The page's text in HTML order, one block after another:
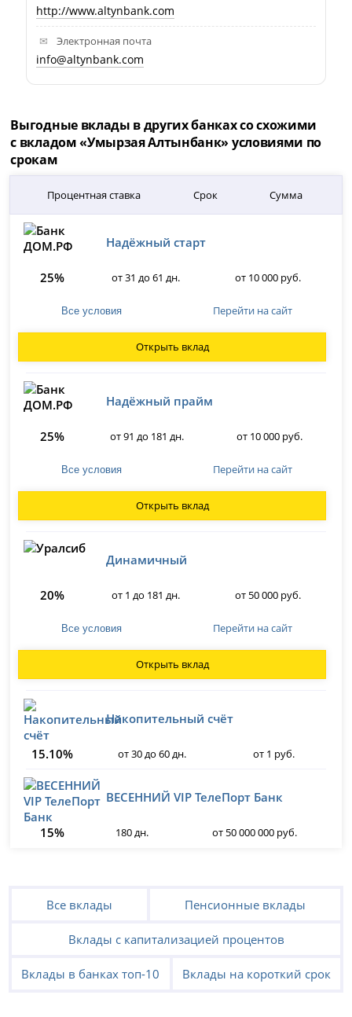
http://www.altynbank.com
Электронная почта
info@altynbank.com
Выгодные вклады в других банках со схожими
с вкладом «Умырзая Алтынбанк» условиями по
срокам
Процентная ставка Срок Сумма
Надёжный старт
25% от 31 до 61 дн. от 10 000 руб.
Все условия Перейти на сайт
Открыть вклад
Надёжный прайм
25% от 91 до 181 дн. от 10 000 руб.
Все условия Перейти на сайт
Открыть вклад
Динамичный
20% от 1 до 181 дн. от 50 000 руб.
Все условия Перейти на сайт
Открыть вклад
Накопительный счёт
15.10% от 30 до 60 дн. от 1 руб.
ВЕСЕННИЙ VIP ТелеПорт Банк
15% 180 дн. от 50 000 000 руб.
Все вклады Пенсионные вклады
Вклады с капитализацией процентов
Вклады в банках топ-10 Вклады на короткий срок